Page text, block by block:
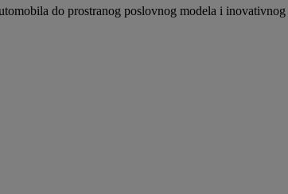
do prostranog poslovnog modela i